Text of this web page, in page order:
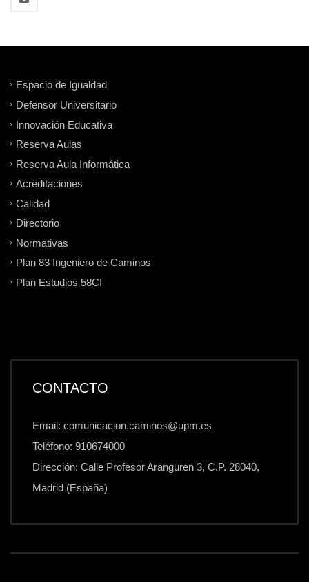
Espacio de Igualdad
Defensor Universitario
Innovación Educativa
Reserva Aulas
Reserva Aula Informática
Acreditaciones
Calidad
Directorio
Normativas
Plan 83 Ingeniero de Caminos
Plan Estudios 58CI
CONTACTO
Email: comunicacion.caminos@upm.es
Teléfono: 910674000
Dirección: Calle Profesor Aranguren 3, C.P. 28040,
Madrid (España)